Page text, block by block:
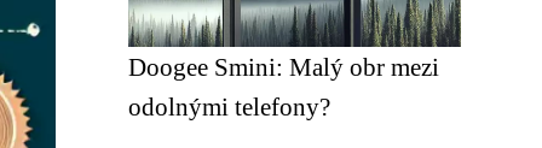
Doogee Smini: Malý obr mezi
odolnými telefony?